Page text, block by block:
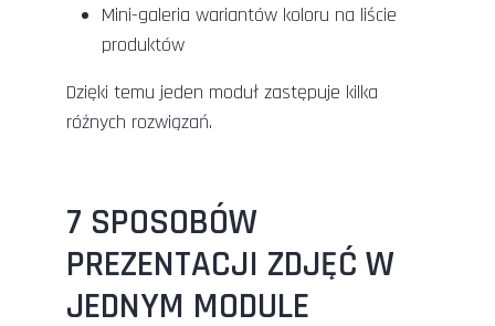
Mini-galeria wariantów koloru na liście
produktów
Dzięki temu jeden moduł zastępuje kilka
różnych rozwiązań.
7 SPOSOBÓW
PREZENTACJI ZDJĘĆ W
JEDNYM MODULE